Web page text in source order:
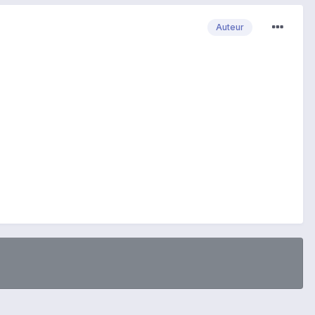
Auteur